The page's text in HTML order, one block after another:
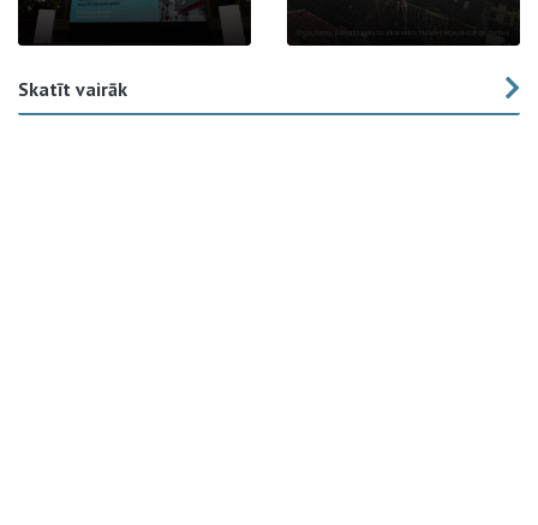
Skatīt vairāk